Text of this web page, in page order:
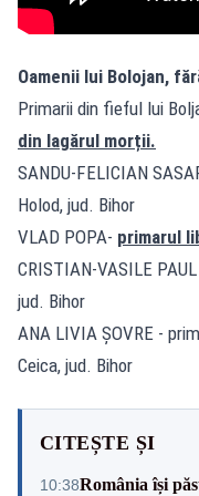
Oamenii lui Bolojan,
Primarii din fieful lui
din lagărul morții.
SANDU-FELICIAN
Holod, jud. Bihor
VLAD POPA- primarul
CRISTIAN-VASILE
jud. Bihor
ANA LIVIA ȘOVRE -
Ceica, jud. Bihor
CITEȘTE ȘI
10:38România își